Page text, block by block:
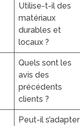
Utilise-t-il des
matériaux
durables et
locaux ?
Quels sont les
avis des
précédents
clients ?
Peut-il s’adapter